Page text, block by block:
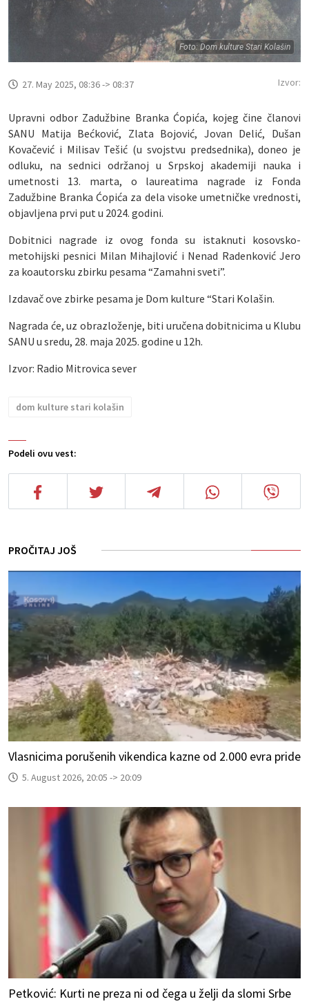
Foto: Dom kulture Stari Kolašin
Podeli ovu vest:
27. May 2025, 08:36 -> 08:37 Izvor:
Upravni odbor Zadužbine Branka Ćopića, kojeg čine članovi
SANU Matija Bećković, Zlata Bojović, Jovan Delić, Dušan
Kovačević i Milisav Tešić (u svojstvu predsednika), doneo je
odluku, na sednici održanoj u Srpskoj akademiji nauka i
umetnosti 13. marta, o laureatima nagrade iz Fonda
Zadužbine Branka Ćopića za dela visoke umetničke vrednosti,
objavljena prvi put u 2024. godini.
Dobitnici nagrade iz ovog fonda su istaknuti kosovsko-
metohijski pesnici Milan Mihajlović i Nenad Radenković Jero
za koautorsku zbirku pesama “Zamahni sveti”.
Izdavač ove zbirke pesama je Dom kulture “Stari Kolašin.
Nagrada će, uz obrazloženje, biti uručena dobitnicima u Klubu
SANU u sredu, 28. maja 2025. godine u 12h.
Izvor: Radio Mitrovica sever
dom kulture stari kolašin
PROČITAJ JOŠ
Vlasnicima porušenih vikendica kazne od 2.000 evra pride
5. August 2026, 20:05 -> 20:09
Petković: Kurti ne preza ni od čega u želji da slomi Srbe